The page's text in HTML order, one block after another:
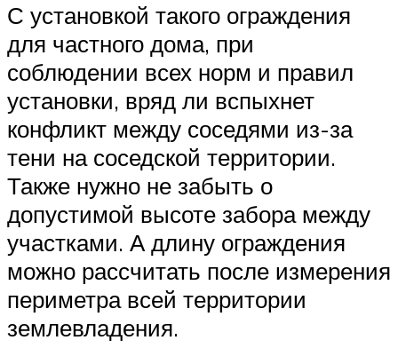
С установкой такого ограждения
для частного дома, при
соблюдении всех норм и правил
установки, вряд ли вспыхнет
конфликт между соседями из-за
тени на соседской территории.
Также нужно не забыть о
допустимой высоте забора между
участками. А длину ограждения
можно рассчитать после измерения
периметра всей территории
землевладения.